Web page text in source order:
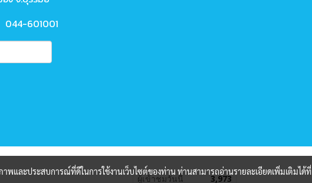
601001
ผู้เข้าชมวันนี้ 3,973
พและประสบการณ์ที่ดีในการใช้งานเว็บไซต์ของท่าน ท่านสามารถอ่านรายละเอียดเพิ่มเติมได้ที่